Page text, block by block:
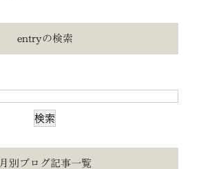
entryの検索
月別ブログ記事一覧